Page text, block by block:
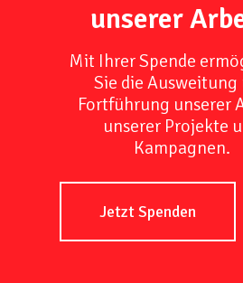
unserer
Mit Ihrer Spende
Sie die Ausweitung
Fortführung unserer
unserer Projekte
Kampagnen.
Jetzt Spenden